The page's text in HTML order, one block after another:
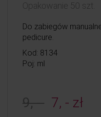
Opakowanie 50 szt.
Do zabiegów
pedicure.
Kod: 8134
Poj: ml
9, - 7, - zł